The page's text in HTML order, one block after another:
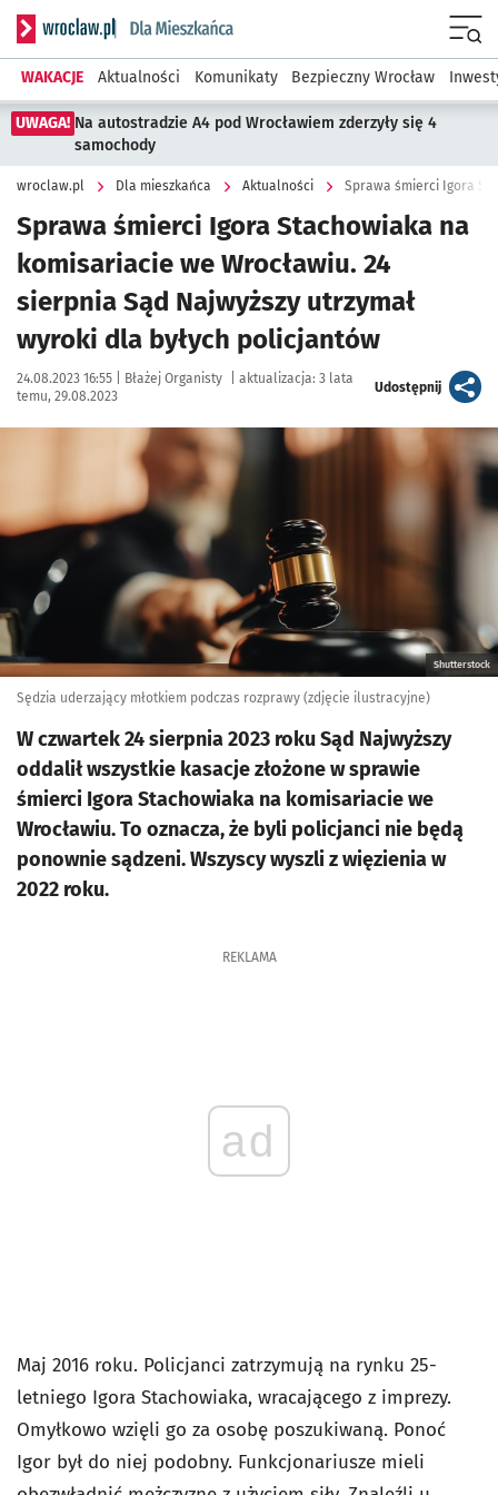
Serwis informacyjny wroclaw.pl podserwis: Dla mieszkańca
WAKACJE Aktualności Komunikaty Bezpieczny Wrocław
UWAGA! Na autostradzie A4 pod Wrocławiem zderzyły się 4
samochody
wroclaw.pl Dla mieszkańca Aktualności
Sprawa śmierci Igora Stachowiaka na
komisariacie we Wrocławiu. 24
sierpnia Sąd Najwyższy utrzymał
wyroki dla byłych policjantów
Data publikacji:
24.08.2023 16:55 | Autor:
Błażej Organisty aktualizacja: 3 lata
temu, 29.08.2023
Udostępnijartykuł
Kliknij, aby powiększyć
Shutterstock
Sędzia uderzający młotkiem podczas rozprawy (zdjęcie ilustracyjne)
W czwartek 24 sierpnia 2023 roku Sąd Najwyższy
oddalił wszystkie kasacje złożone w sprawie
śmierci Igora Stachowiaka na komisariacie we
Wrocławiu. To oznacza, że byli policjanci nie będą
ponownie sądzeni. Wszyscy wyszli z więzienia w
2022 roku.
REKLAMA
ad
Maj 2016 roku. Policjanci zatrzymują na rynku 25-
letniego Igora Stachowiaka, wracającego z imprezy.
Omyłkowo wzięli go za osobę poszukiwaną. Ponoć
Igor był do niej podobny. Funkcjonariusze mieli